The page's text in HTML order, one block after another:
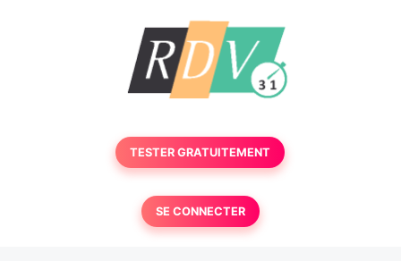
TESTER GRATUITEMENT
SE CONNECTER